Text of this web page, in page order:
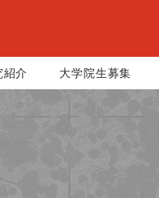
紹介 大学院生募集